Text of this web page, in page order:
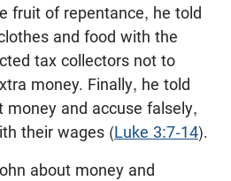
fruit of repentance, he told
and food with the
tax collectors not to
money. Finally, he told
money and accuse falsely,
their wages (Luke 3:7-14).
about money and